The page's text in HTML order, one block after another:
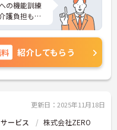
の機能訓練
護負担も軽
イフバラン
与は3.2ヶ月
評価される
す。
など、さら
紹介してもらう
更新日：2025年11月18日
ービス 株式会社ZERO